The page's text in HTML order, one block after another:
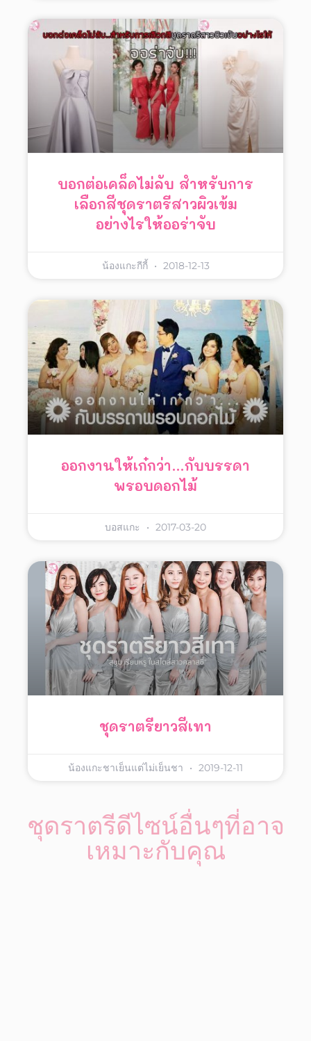
บอกต่อเคล็ดไม่ลับ สำหรับการ
เลือกสีชุดราตรีสาวผิวเข้ม
อย่างไรให้ออร่าจับ
น้องแกะกีกี้ 2018-12-13
ออกงานให้เก๋กว่า…กับบรรดา
พรอบดอกไม้
บอสแกะ 2017-03-20
ชุดราตรียาวสีเทา
น้องแกะชาเย็นแต่ไม่เย็นชา 2019-12-11
ชุดราตรีดีไซน์อื่นๆที่อาจ
เหมาะกับคุณ